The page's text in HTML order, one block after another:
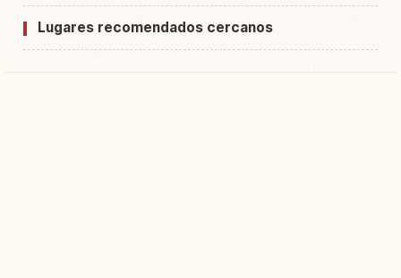
Lugares recomendados cercanos